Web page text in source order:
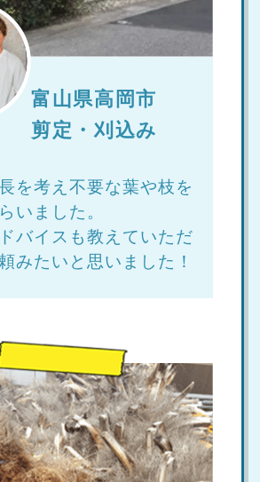
富山県高岡市
剪定・刈込み
を考え不要な葉や枝を
いました。
バイスも教えていただ
みたいと思いました！